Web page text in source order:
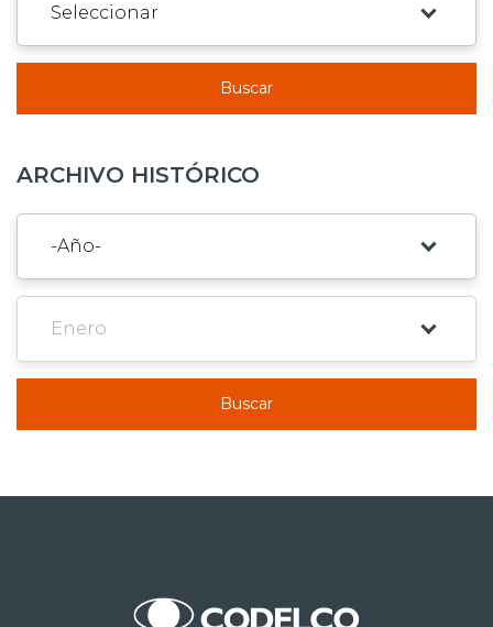
Buscar
ARCHIVO HISTÓRICO
Buscar